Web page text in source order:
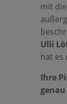
mit
Ulli
hat es
Ihre